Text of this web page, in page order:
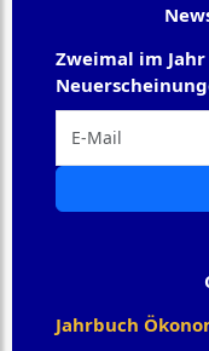
Zweimal im
Jahrbuch